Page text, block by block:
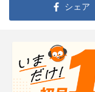
シェア